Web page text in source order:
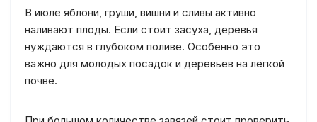
В июле яблони, груши, вишни и сливы активно
наливают плоды. Если стоит засуха, деревья
нуждаются в глубоком поливе. Особенно это
важно для молодых посадок и деревьев на лёгкой
почве.